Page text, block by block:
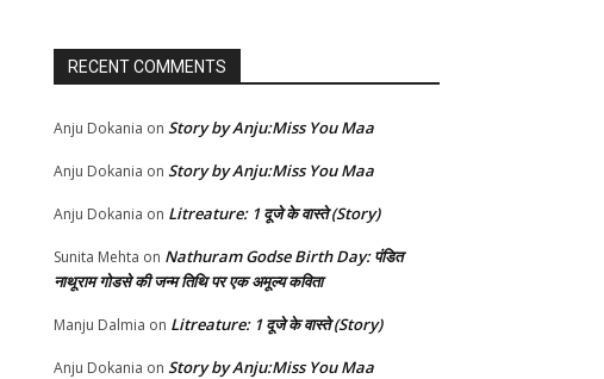
RECENT COMMENTS
Anju Dokania on Story by Anju:Miss You Maa
Anju Dokania on Story by Anju:Miss You Maa
Anju Dokania on Litreature: 1 दूजे के वास्ते (Story)
Sunita Mehta on Nathuram Godse Birth Day: पंडित
नाथूराम गोडसे की जन्म तिथि पर एक अमूल्य कविता
Manju Dalmia on Litreature: 1 दूजे के वास्ते (Story)
Anju Dokania on Story by Anju:Miss You Maa